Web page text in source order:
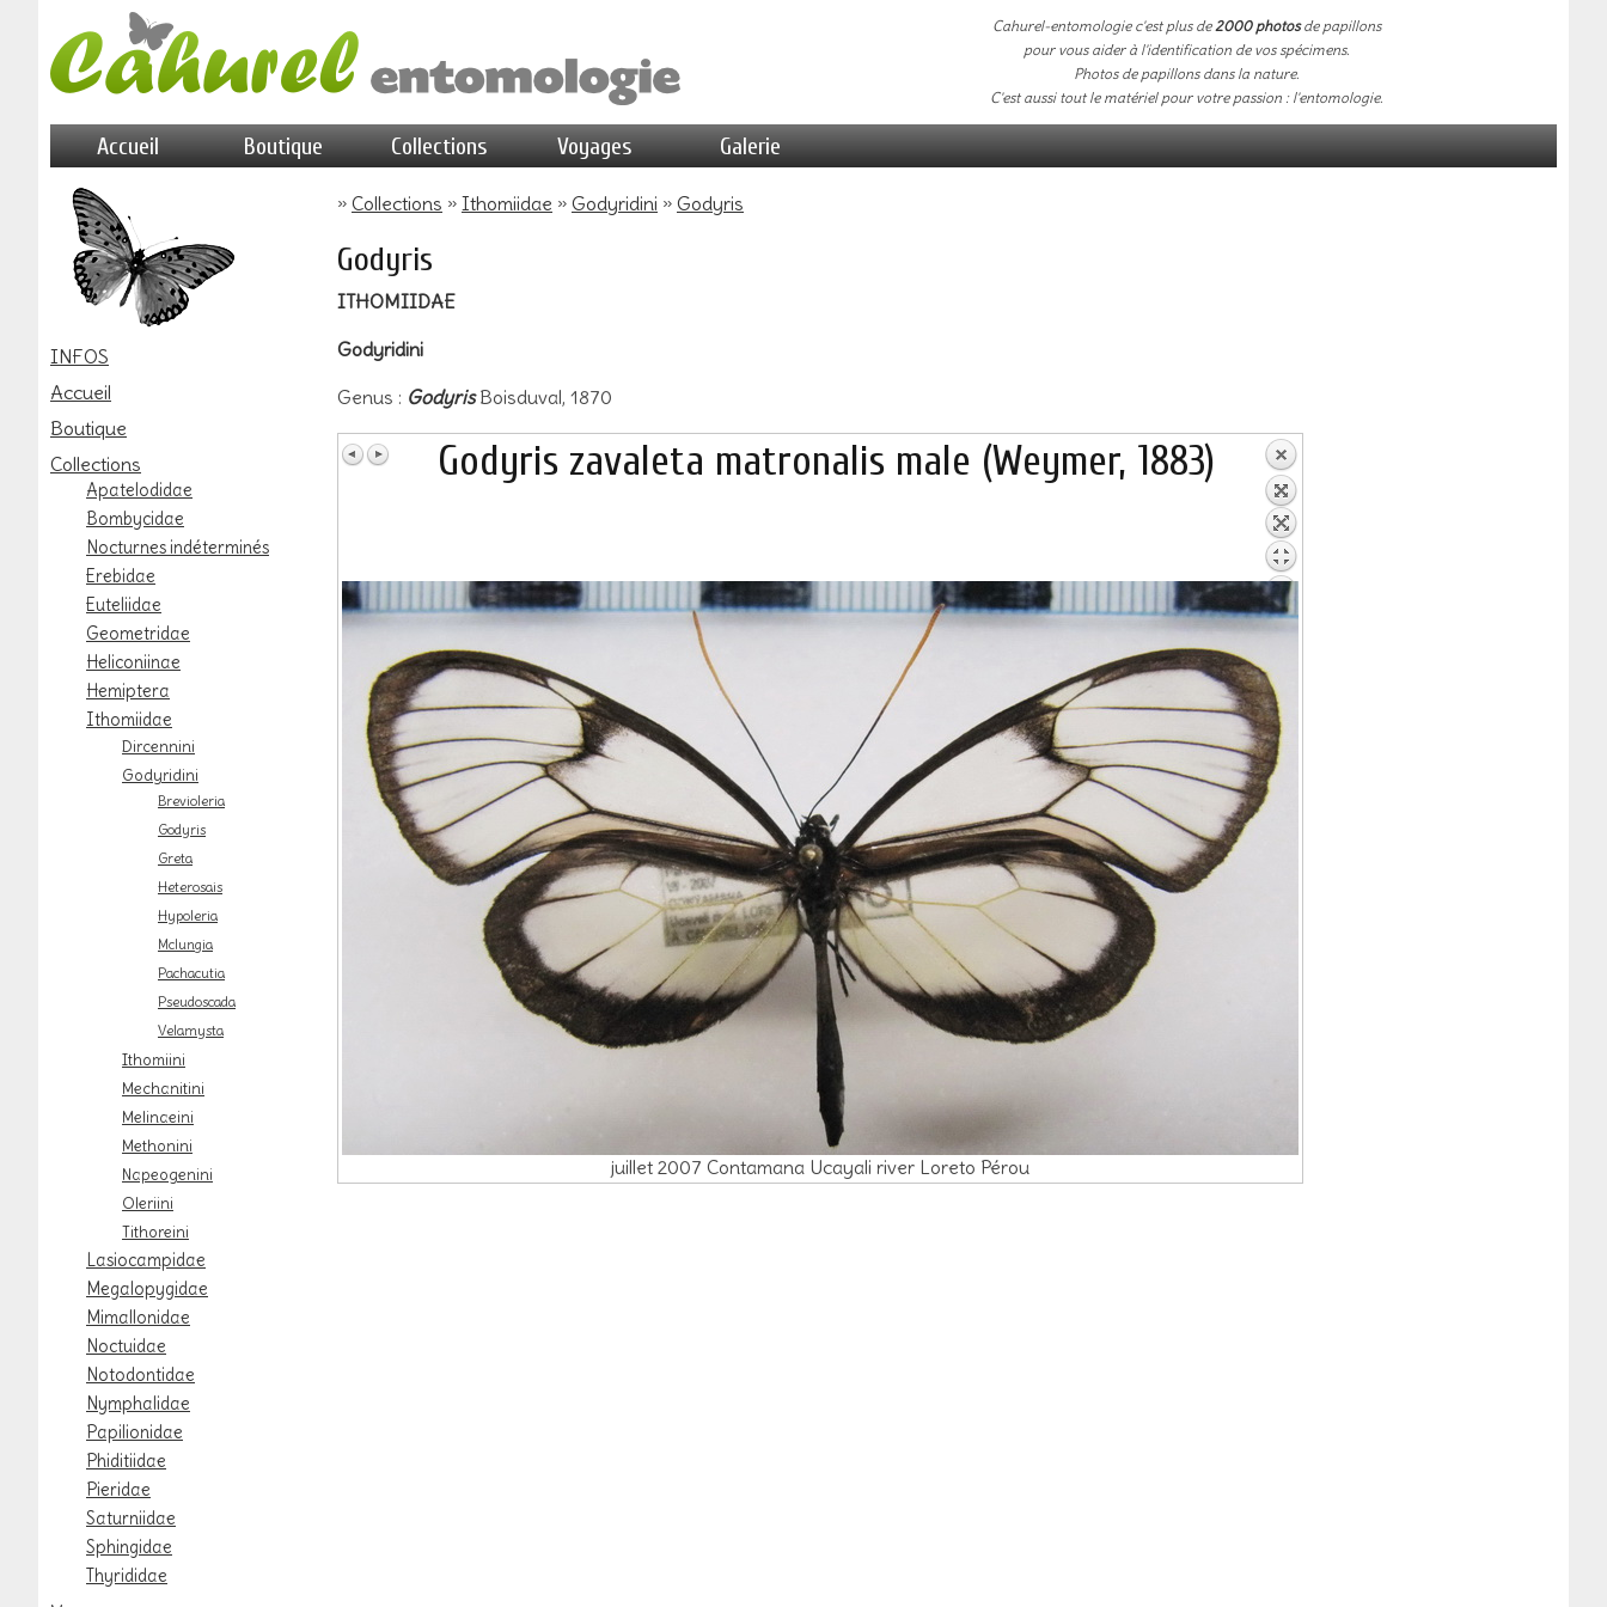
Cahurel-entomologie c'est plus de2000 photosde papillons
pour vous aider à l'identification de vos spécimens.
Photos de papillons dans la nature.
C'est aussi tout le matériel pour votre passion : l'entomologie.
Accueil Boutique Collections Voyages Galerie
INFOS
Accueil
Boutique
Collections
Apatelodidae
Bombycidae
Nocturnes indéterminés
Erebidae
Euteliidae
Geometridae
Heliconiinae
Hemiptera
Ithomiidae
Dircennini
Godyridini
Brevioleria
Godyris
Greta
Heterosais
Hypoleria
Mclungia
Pachacutia
Pseudoscada
Velamysta
Ithomiini
Mechanitini
Melinaeini
Methonini
Napeogenini
Oleriini
Tithoreini
Lasiocampidae
Megalopygidae
Mimallonidae
Noctuidae
Notodontidae
Nymphalidae
Papilionidae
Phiditiidae
Pieridae
Saturniidae
Sphingidae
Thyrididae
» Collections » Ithomiidae » Godyridini » Godyris
Godyris
ITHOMIIDAE
Godyridini
Genus : GodyrisBoisduval, 1870
Godyris zavaleta matronalis male (Weymer, 1883)
juillet 2007 Contamana Ucayali river Loreto Pérou